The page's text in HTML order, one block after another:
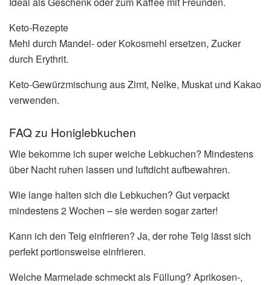
Keto-Rezepte
Mehl durch Mandel- oder Kokosmehl ersetzen, Zucker
durch Erythrit.
Keto-Gewürzmischung aus Zimt, Nelke, Muskat und Kakao
verwenden.
FAQ zu Honiglebkuchen
Wie bekomme ich super weiche Lebkuchen? Mindestens
über Nacht ruhen lassen und luftdicht aufbewahren.
Wie lange halten sich die Lebkuchen? Gut verpackt
mindestens 2 Wochen – sie werden sogar zarter!
Kann ich den Teig einfrieren? Ja, der rohe Teig lässt sich
perfekt portionsweise einfrieren.
Welche Marmelade schmeckt als Füllung? Aprikosen-,